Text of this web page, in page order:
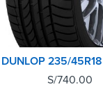
S/740.00